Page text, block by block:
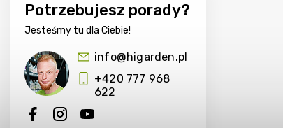
Potrzebujesz porady?
Jesteśmy tu dla Ciebie!
info@higarden.pl
+420 777 968
622